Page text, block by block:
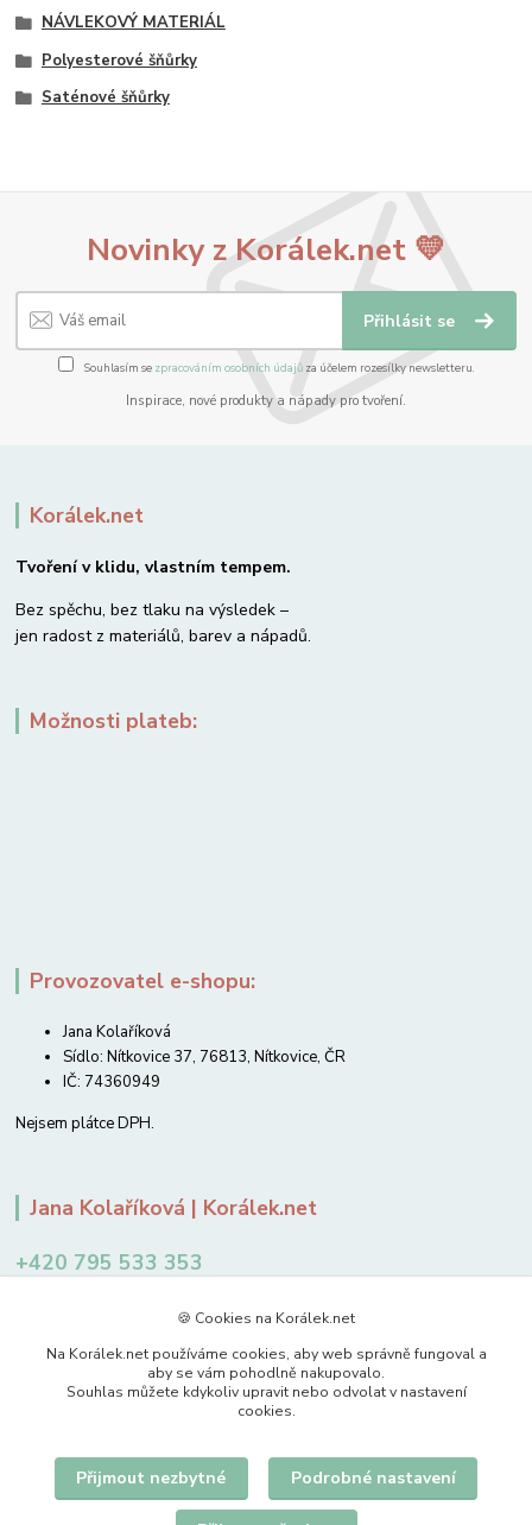
NÁVLEKOVÝ MATERIÁL
Polyesterové šňůrky
Saténové šňůrky
Novinky z Korálek.net 💛
Přihlásit se
Souhlasím se zpracováním osobních údajůza účelem rozesílky newsletteru.
Inspirace, nové produkty a nápady pro tvoření.
Korálek.net
Tvoření v klidu, vlastním tempem.
Bez spěchu, bez tlaku na výsledek –
jen radost z materiálů, barev a nápadů.
Možnosti plateb:
Provozovatel e-shopu:
Jana Kolaříková
Sídlo: Nítkovice 37, 76813, Nítkovice, ČR
IČ: 74360949
Nejsem plátce DPH.
Jana Kolaříková | Korálek.net
+420 795 533 353
Upravit sběr cookies.
🍪 Cookies na Korálek.net
Na Korálek.net používáme cookies, aby web správně fungoval a
aby se vám pohodlně nakupovalo.
Souhlas můžete kdykoliv upravit nebo odvolat v nastavení
cookies.
Přijmout nezbytné Podrobné nastavení